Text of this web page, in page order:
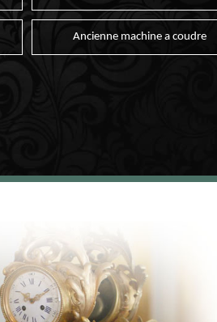
Ancienne machine a coudre